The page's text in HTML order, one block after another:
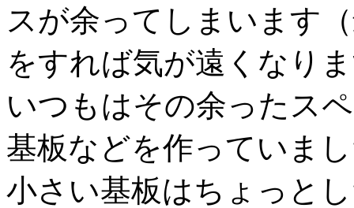
スが余ってしまいます
をすれば気が遠くなり
いつもはその余ったス
基板などを作っていま
小さい基板はちょっと